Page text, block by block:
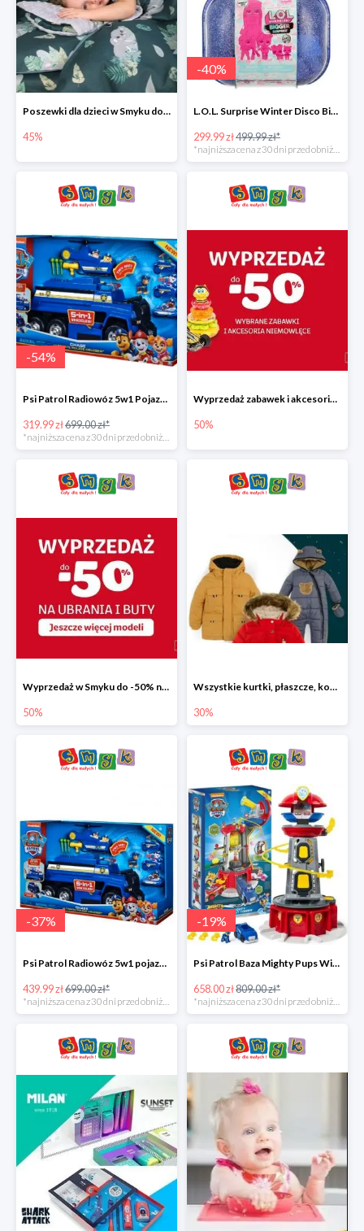
Poszewki dla dzieci w Smyku do -45%
45%
-40%
L.O.L. Surprise Winter Disco Bigger Surprise Zestaw laleczek w walizce -40%
299.99 zł499.99 zł*
-54%
Psi Patrol Radiowóz 5w1 Pojazd ratunkowy z figurką Chase'a
319.99 zł699.00 zł*
Wyprzedaż zabawek i akcesoriów niemowlęcych w Smyku do -50%
50%
Wyprzedaż w Smyku do -50% na ubrania i buty
50%
Wszystkie kurtki, płaszcze, kombinezony i spodnie narciarskie -30%
30%
-37%
Psi Patrol Radiowóz 5w1 pojazd ratunkowy z figurką Chase'a -37%
439.99 zł699.00 zł*
-19%
Psi Patrol Baza Mighty Pups Wieża obserwacyjna+pojazd z figurką -19%
658.00 zł809.00 zł*